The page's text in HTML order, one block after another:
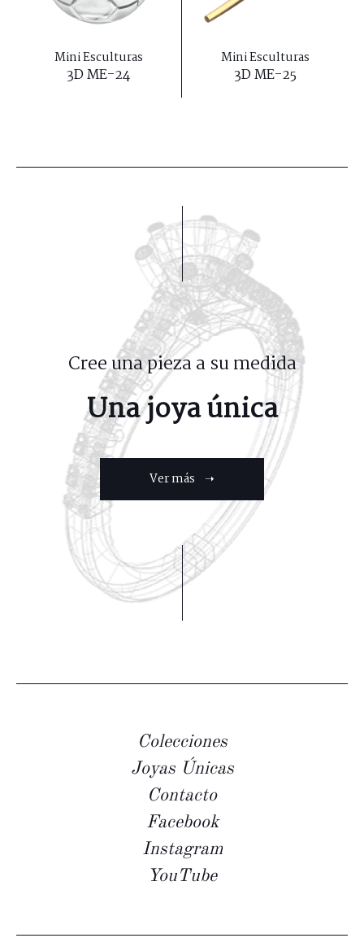
Mini Esculturas
3D ME-24
Mini Esculturas
3D ME-25
Cree una pieza a su medida
Una joya única
Ver más ➝
Colecciones
Joyas Únicas
Contacto
Facebook
Instagram
YouTube